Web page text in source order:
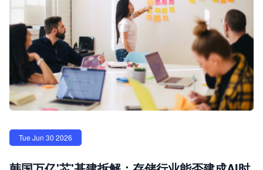
Tue Jun 30 2026